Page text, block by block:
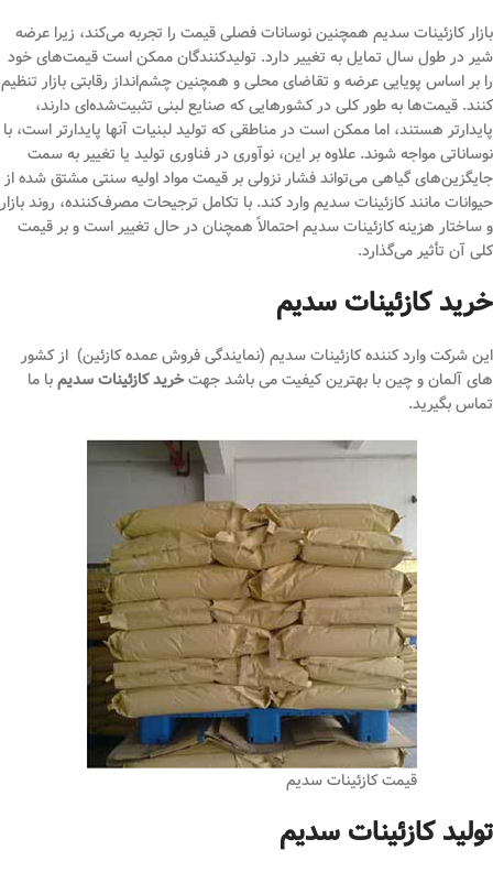
بازار کازئینات سدیم همچنین نوسانات فصلی قیمت را تجربه می‌کند، زیرا عرضه
شیر در طول سال تمایل به تغییر دارد. تولیدکنندگان ممکن است قیمت‌های خود
را بر اساس پویایی عرضه و تقاضای محلی و همچنین چشم‌انداز رقابتی بازار تنظیم
کنند. قیمت‌ها به طور کلی در کشورهایی که صنایع لبنی تثبیت‌شده‌ای دارند،
پایدارتر هستند، اما ممکن است در مناطقی که تولید لبنیات آنها پایدارتر است، با
نوساناتی مواجه شوند. علاوه بر این، نوآوری در فناوری تولید یا تغییر به سمت
جایگزین‌های گیاهی می‌تواند فشار نزولی بر قیمت مواد اولیه سنتی مشتق شده از
حیوانات مانند کازئینات سدیم وارد کند. با تکامل ترجیحات مصرف‌کننده، روند بازار
و ساختار هزینه کازئینات سدیم احتمالاً همچنان در حال تغییر است و بر قیمت
کلی آن تأثیر می‌گذارد.
خرید کازئینات سدیم
این شرکت وارد کننده کازئینات سدیم (نمایندگی فروش عمده کازئین) از کشور
های آلمان و چین با بهترین کیفیت می باشد جهتخرید کازئینات سدیمبا ما
تماس بگیرید.
قیمت کازئینات سدیم
تولید کازئینات سدیم